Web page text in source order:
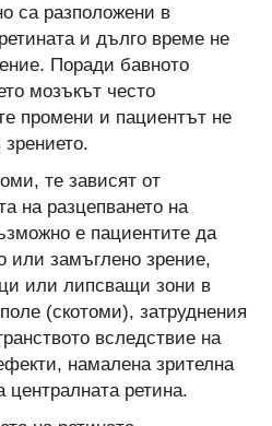
са разположени в
и дълго време не
Поради бавното
мозъкът често
промени и пациентът не
те зависят от
на разцепването на
е пациентите да
или замъглено зрение,
или липсващи зони в
(скотоми), затруднения
вследствие на
намалена зрителна
централната ретина.